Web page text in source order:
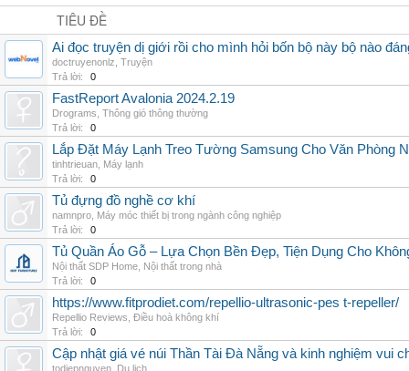
TIÊU ĐỀ
Ai đọc truyện dị giới rồi cho mình hỏi bốn bộ này bộ nào
doctruyenonlz Truyện
Trả lời:
0
FastReport Avalonia 2024.2.19
Drograms Thông gió thông thường
Trả lời:
0
Lắp Đặt Máy Lạnh Treo Tường Samsung Cho Văn Phòng
tinhtrieuan Máy lạnh
Trả lời:
0
Tủ đựng đồ nghề cơ khí
namnpro Máy móc thiết bị trong ngành công nghiệp
Trả lời:
0
Tủ Quần Áo Gỗ – Lựa Chọn Bền Đẹp, Tiện Dụng Cho
Nội thất SDP Home Nội thất trong nhà
Trả lời:
0
https://www.fitprodiet.com/repellio-ultrasonic-pes t-repeller/
Repellio Reviews Điều hoà không khí
Trả lời:
0
Cập nhật giá vé núi Thần Tài Đà Nẵng và kinh nghiệm vui
todiepnguyen Du lịch